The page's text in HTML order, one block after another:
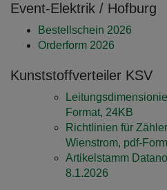
Event-Elektrik / Hofburg
Bestellschein 2026
Orderform 2026
Kunststoffverteiler KSV
Format, 24KB
Richtlinien für
Wienstrom, pdf-
Artikelstamm
8.1.2026